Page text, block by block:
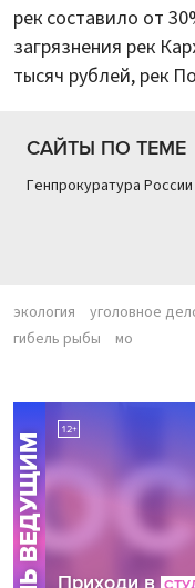
рек составило от
загрязнения рек
тысяч рублей, рек
САЙТЫ ПО ТЕМЕ
Генпрокуратура России
экология уголовное
гибель рыбы
мо